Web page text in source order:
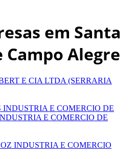
em Santa
Alegre
E CIA LTDA (SERRARIA
INDUSTRIA E COMERCIO DE
E COMERCIO DE
INDUSTRIA E COMERCIO